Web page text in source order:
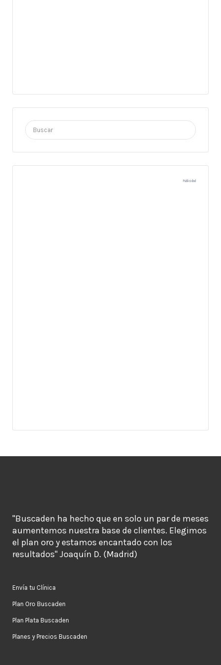
Buscar
por:
Publicidad
"Buscaden ha hecho que en solo un par de meses
aumentemos nuestra base de clientes. Elegimos
el plan oro y estamos encantado con los
resultados" Joaquín D. (Madrid)
Envía tu Clínica
Plan Oro Buscaden
Plan Plata Buscaden
Planes y Precios Buscaden